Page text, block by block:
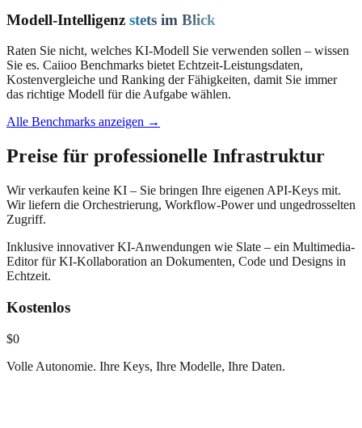
Modell-Intelligenz stets im Blick
Raten Sie nicht, welches KI-Modell Sie verwenden sollen – wissen
Sie es. Caiioo Benchmarks bietet Echtzeit-Leistungsdaten,
Kostenvergleiche und Ranking der Fähigkeiten, damit Sie immer
das richtige Modell für die Aufgabe wählen.
Alle Benchmarks anzeigen →
Preise für professionelle Infrastruktur
Wir verkaufen keine KI – Sie bringen Ihre eigenen API-Keys mit.
Wir liefern die Orchestrierung, Workflow-Power und ungedrosselten
Zugriff.
Inklusive innovativer KI-Anwendungen wie Slate – ein Multimedia-
Editor für KI-Kollaboration an Dokumenten, Code und Designs in
Echtzeit.
Kostenlos
$0
Volle Autonomie. Ihre Keys, Ihre Modelle, Ihre Daten.